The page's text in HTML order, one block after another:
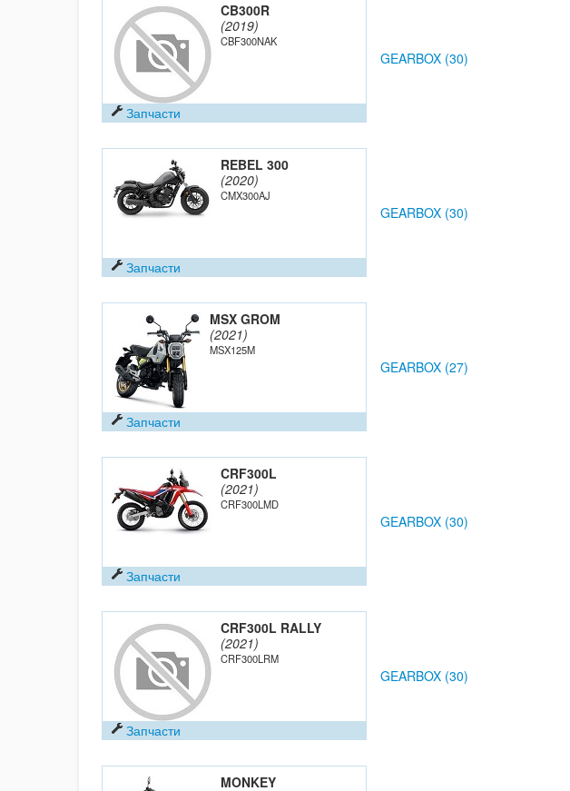
CB300R
(2019)
CBF300NAK
Запчасти
GEARBOX (30)
REBEL 300
(2020)
CMX300AJ
Запчасти
GEARBOX (30)
MSX GROM
(2021)
MSX125M
Запчасти
GEARBOX (27)
CRF300L
(2021)
CRF300LMD
Запчасти
GEARBOX (30)
CRF300L RALLY
(2021)
CRF300LRM
Запчасти
GEARBOX (30)
MONKEY